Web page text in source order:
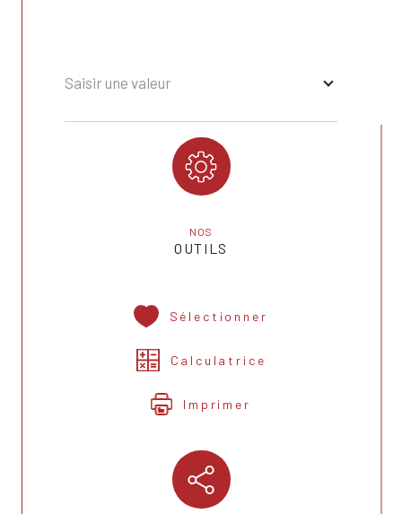
Saisir une valeur
NOS
OUTILS
Sélectionner
Calculatrice
Imprimer